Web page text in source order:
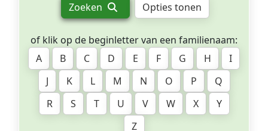
Zoeken Opties tonen
of klik op de beginletter van een familienaam:
A
B C D E F G H
I
J
K L M N O P
Q
R
S T U V W X
Y
Z